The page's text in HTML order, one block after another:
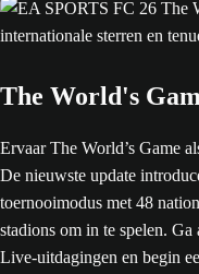
The World's
Ervaar The World’s Game
De nieuwste update
toernooimodus met 48
stadions om in te spelen.
Live-uitdagingen en begin